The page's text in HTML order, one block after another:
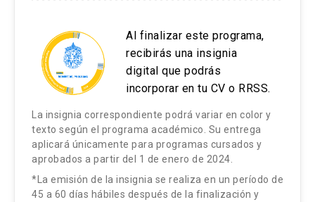
Al finalizar este programa,
recibirás una insignia
digital que podrás
incorporar en tu CV o RRSS.
La insignia correspondiente podrá variar en color y
texto según el programa académico. Su entrega
aplicará únicamente para programas cursados y
aprobados a partir del 1 de enero de 2024.
*La emisión de la insignia se realiza en un período de
45 a 60 días hábiles después de la finalización y